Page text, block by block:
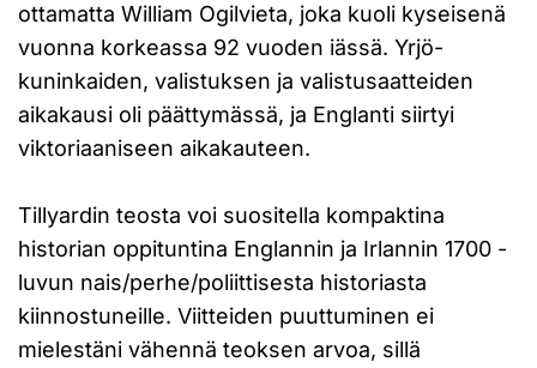
ottamatta William Ogilvieta, joka kuoli kyseisenä
vuonna korkeassa 92 vuoden iässä. Yrjö-
kuninkaiden, valistuksen ja valistusaatteiden
aikakausi oli päättymässä, ja Englanti siirtyi
viktoriaaniseen aikakauteen.
Tillyardin teosta voi suositella kompaktina
historian oppituntina Englannin ja Irlannin 1700 -
luvun nais/perhe/poliittisesta historiasta
kiinnostuneille. Viitteiden puuttuminen ei
mielestäni vähennä teoksen arvoa, sillä